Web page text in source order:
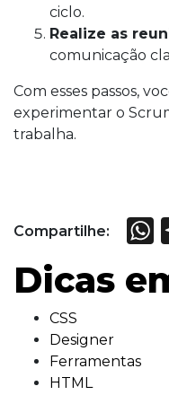
ciclo.
Realize as
comunicação
Com esses passos,
experimentar o
trabalha.
Compartilhe:
Dicas
CSS
Designer
Ferramentas
HTML